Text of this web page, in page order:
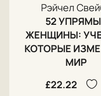
Рэйчел
52
ЖЕНЩИНЫ:
КОТОРЫЕ
МИР
£22.22